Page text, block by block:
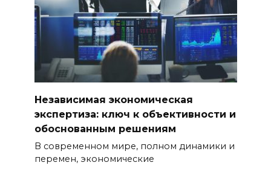
Независимая экономическая
экспертиза: ключ к объективности и
обоснованным решениям
В современном мире, полном динамики и
перемен, экономические